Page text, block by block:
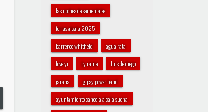
las noches de sementales
ferias alcala 2025
barrence whitfield agua rata
love yi Ly raine luis de diego
jarana gipsy power band
ayuntamiento cancela alcala suena